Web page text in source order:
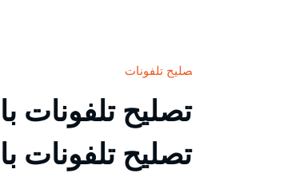
تصليح تلفونات
تصليح تلفونات